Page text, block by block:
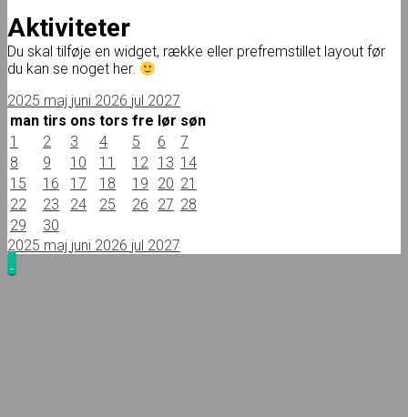
Aktiviteter
Du skal tilføje en widget, række eller prefremstillet layout før
du kan se noget her.
2025 maj juni 2026 jul 2027
man tirs ons tors fre lør søn
1
2 3 4 5 6
7
8
9 10 11 12 13 14
15
16 17 18 19 20 21
22
23 24 25 26 27 28
29
30
2025 maj juni 2026 jul 2027